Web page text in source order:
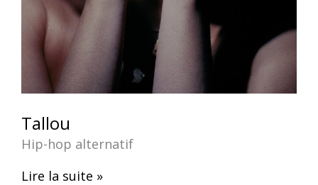
Tallou
Hip-hop alternatif
Lire la suite »